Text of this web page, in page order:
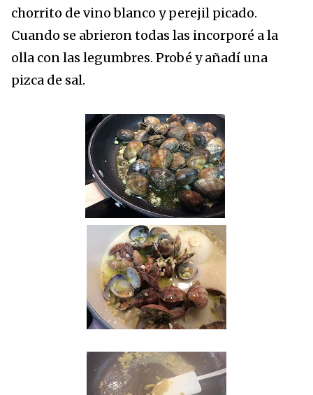
chorrito de vino blanco y perejil picado.
Cuando se abrieron todas las incorporé a la
olla con las legumbres. Probé y añadí una
pizca de sal.